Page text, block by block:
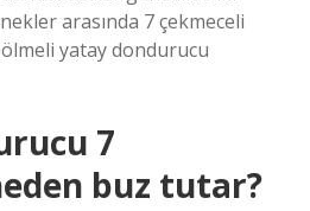
arasında 7 çekmeceli
yatay dondurucu
7
buz tutar?